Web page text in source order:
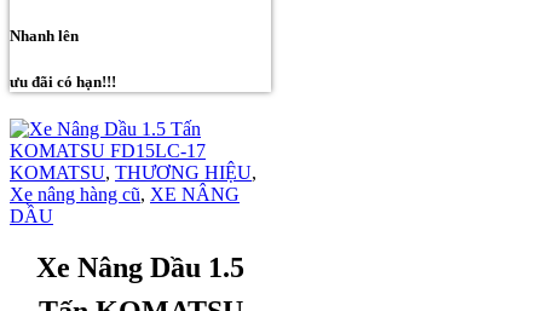
Nhanh lên
ưu đãi có hạn!!!
KOMATSU, THƯƠNG HIỆU,
Xe nâng hàng cũ, XE NÂNG
DẦU
Xe Nâng Dầu 1.5